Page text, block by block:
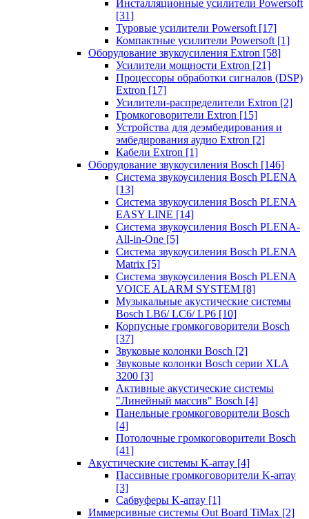
Инсталляционные усилители Powersoft
[31]
Туровые усилители Powersoft [17]
Компактные усилители Powersoft [1]
Оборудование звукоусиления Extron [58]
Усилители мощности Extron [21]
Процессоры обработки сигналов (DSP)
Extron [17]
Усилители-распределители Extron [2]
Громкоговорители Extron [15]
Устройства для деэмбедирования и
эмбедирования аудио Extron [2]
Кабели Extron [1]
Оборудование звукоусиления Bosch [146]
Система звукоусиления Bosch PLENA
[13]
Система звукоусиления Bosch PLENA
EASY LINE [14]
Система звукоусиления Bosch PLENA-
All-in-One [5]
Система звукоусиления Bosch PLENA
Matrix [5]
Система звукоусиления Bosch PLENA
VOICE ALARM SYSTEM [8]
Музыкальные акустические системы
Bosch LB6/ LC6/ LP6 [10]
Корпусные громкоговорители Bosch
[37]
Звуковые колонки Bosch [2]
Звуковые колонки Bosch серии XLA
3200 [3]
Активные акустические системы
"Линейный массив" Bosch [4]
Панельные громкоговорители Bosch
[4]
Потолочные громкоговорители Bosch
[41]
Акустические системы K-array [4]
Пассивные громкоговорители K-array
[3]
Сабвуферы K-array [1]
Иммерсивные системы Out Board TiMax [2]